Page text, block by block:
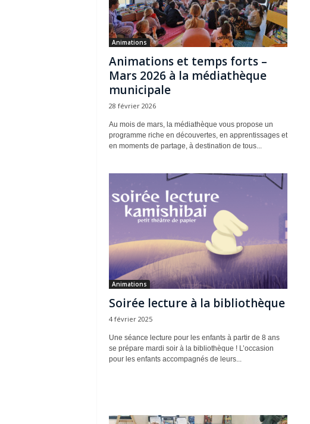
Animations
Animations et temps forts –
Mars 2026 à la médiathèque
municipale
28 février 2026
Au mois de mars, la médiathèque vous propose un
programme riche en découvertes, en apprentissages et
en moments de partage, à destination de tous...
Animations
Soirée lecture à la bibliothèque
4 février 2025
Une séance lecture pour les enfants à partir de 8 ans
se prépare mardi soir à la bibliothèque ! L’occasion
pour les enfants accompagnés de leurs...